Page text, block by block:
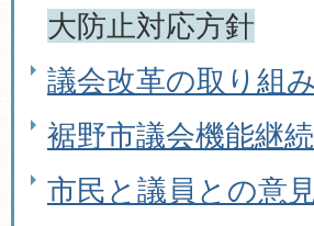
大防止対応方針
議会改革の取り組
裾野市議会機能継
市民と議員との意